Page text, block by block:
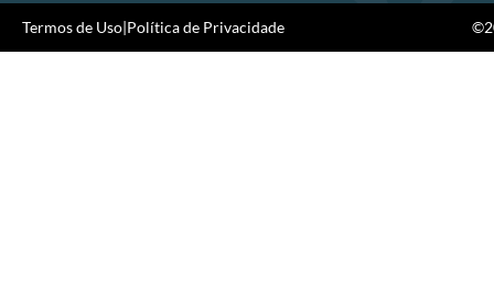
Termos de Uso|Política de Privacidade